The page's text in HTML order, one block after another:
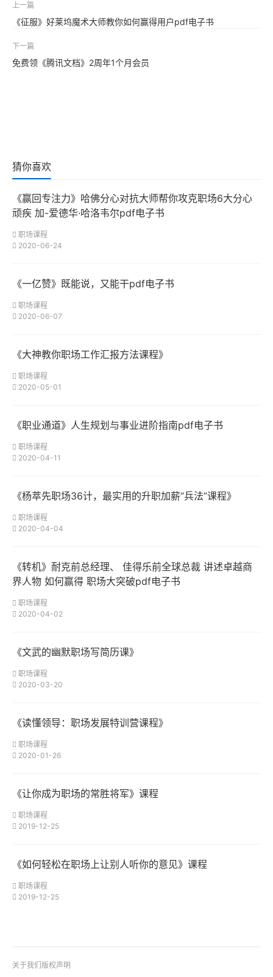
上一篇
《征服》好莱坞魔术大师教你如何赢得用户pdf电子书
下一篇
免费领《腾讯文档》2周年1个月会员
猜你喜欢
《赢回专注力》哈佛分心对抗大师帮你攻克职场6大分心
顽疾 加-爱德华·哈洛韦尔pdf电子书
职场课程
2020-06-24
《一亿赞》既能说，又能干pdf电子书
职场课程
2020-06-07
《大神教你职场工作汇报方法课程》
职场课程
2020-05-01
《职业通道》人生规划与事业进阶指南pdf电子书
职场课程
2020-04-11
《杨萃先职场36计，最实用的升职加薪“兵法”课程》
职场课程
2020-04-04
《转机》耐克前总经理、 佳得乐前全球总裁 讲述卓越商
界人物 如何赢得 职场大突破pdf电子书
职场课程
2020-04-02
《文武的幽默职场写简历课》
职场课程
2020-03-20
《读懂领导：职场发展特训营课程》
职场课程
2020-01-26
《让你成为职场的常胜将军》课程
职场课程
2019-12-25
《如何轻松在职场上让别人听你的意见》课程
职场课程
2019-12-25
关于我们 版权声明